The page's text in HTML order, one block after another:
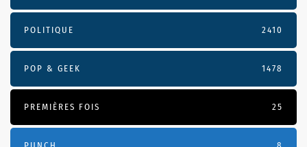
POLITIQUE 2410
POP & GEEK 1478
PREMIÈRES FOIS 25